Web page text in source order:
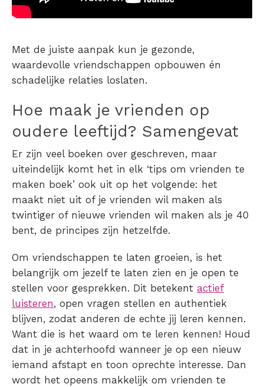
Met de juiste aanpak kun je gezonde,
waardevolle vriendschappen opbouwen én
schadelijke relaties loslaten.
Hoe maak je vrienden op
oudere leeftijd? Samengevat
Er zijn veel boeken over geschreven, maar
uiteindelijk komt het in elk ‘tips om vrienden te
maken boek’ ook uit op het volgende: het
maakt niet uit of je vrienden wil maken als
twintiger of nieuwe vrienden wil maken als je 40
bent, de principes zijn hetzelfde.
Om vriendschappen te laten groeien, is het
belangrijk om jezelf te laten zien en je open te
stellen voor gesprekken. Dit betekent actief
luisteren, open vragen stellen en authentiek
blijven, zodat anderen de echte jij leren kennen.
Want die is het waard om te leren kennen! Houd
dat in je achterhoofd wanneer je op een nieuw
iemand afstapt en toon oprechte interesse. Dan
wordt het opeens makkelijk om vrienden te